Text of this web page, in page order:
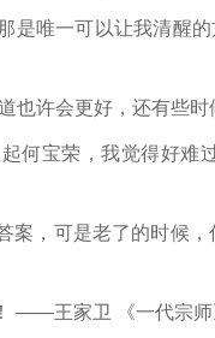
唯一可以让我清醒的
许会更好，还有些
宝荣，我觉得好难
，可是老了的时候
——王家卫 《一代宗师